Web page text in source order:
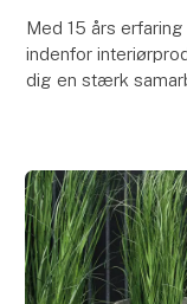
Med 15 års
indenfor
dig en stærk